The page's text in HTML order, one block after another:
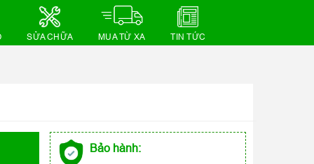
SỬA CHỮA MUA TỪ XA TIN TỨC
Bảo hành: